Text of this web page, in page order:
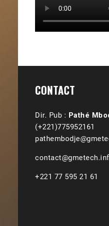
CONTACT
Dir. Pub : Pathé
(+221)775952161
+221 77 595 21 61